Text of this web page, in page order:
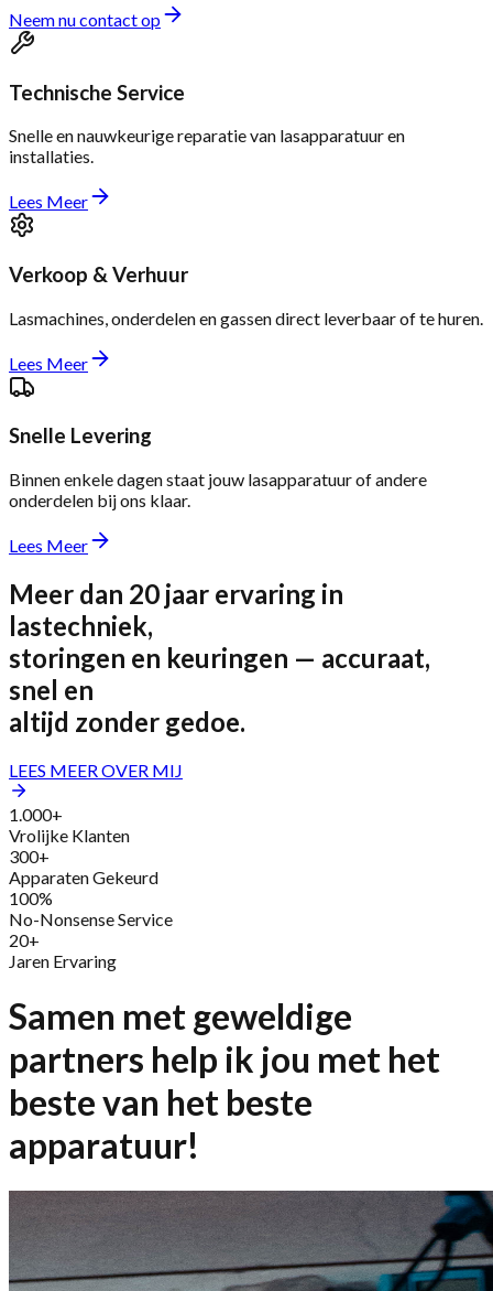
Neem nu contact op
Technische Service
Snelle en nauwkeurige reparatie van lasapparatuur en
installaties.
Lees Meer
Verkoop & Verhuur
Lasmachines, onderdelen en gassen direct leverbaar of te huren.
Lees Meer
Snelle Levering
Binnen enkele dagen staat jouw lasapparatuur of andere
onderdelen bij ons klaar.
Lees Meer
Meer dan 20 jaar ervaring in
lastechniek,
storingen en keuringen — accuraat,
snel en
altijd zonder gedoe.
LEES MEER OVER MIJ
1.000+
Vrolijke Klanten
300+
Apparaten Gekeurd
100%
No-Nonsense Service
20+
Jaren Ervaring
Samen met geweldige
partners help ik jou met het
beste van het beste
apparatuur!